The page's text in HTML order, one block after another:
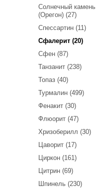
Солнечный камень
(Орегон) (27)
Спессартин (11)
Сфалерит (20)
Сфен (87)
Танзанит (238)
Топаз (40)
Турмалин (499)
Фенакит (30)
Флюорит (47)
Хризоберилл (30)
Цаворит (17)
Циркон (161)
Цитрин (69)
Шпинель (230)